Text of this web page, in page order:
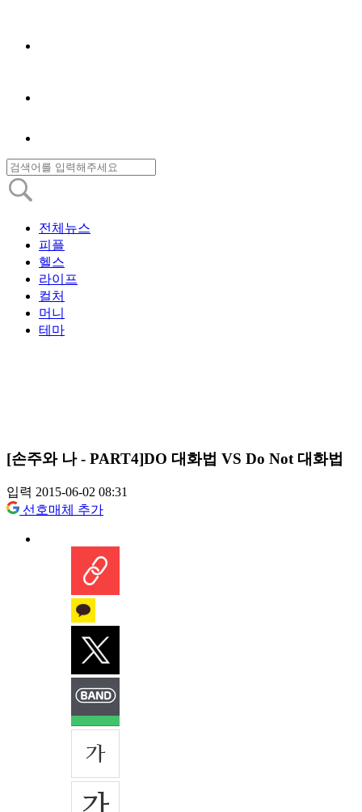
전체뉴스
피플
헬스
라이프
컬처
머니
테마
[손주와 나 - PART4]DO 대화법 VS Do Not 대화법
입력 2015-06-02 08:31
선호매체 추가